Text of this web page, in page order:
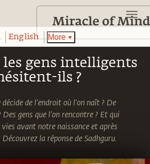
English More
les gens intelligents
ils ?
de l’endroit où l’on naît ? De
Des gens que l’on rencontre ? Et qui
avant notre naissance et après
la réponse de Sadhguru.